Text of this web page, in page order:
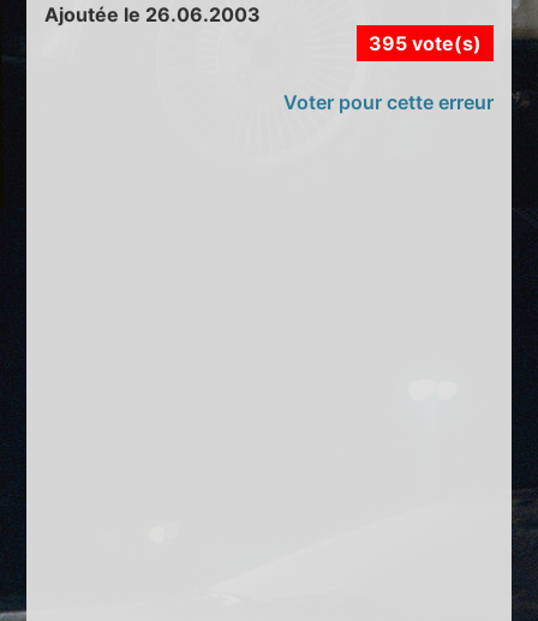
Ajoutée le 26.06.2003
395 vote(s)
Voter pour cette erreur